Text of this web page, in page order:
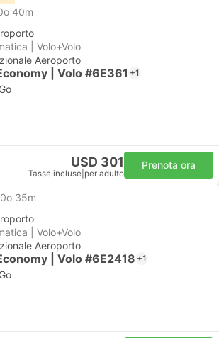
40m
| Volo+Volo
Aeroporto
| Volo #6E361 +1
USD 301
Tasse incluse per adulto
Prenota ora
35m
| Volo+Volo
Aeroporto
| Volo #6E2418 +1